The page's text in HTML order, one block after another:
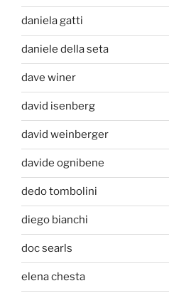
daniela gatti
daniele della seta
dave winer
david isenberg
david weinberger
davide ognibene
dedo tombolini
diego bianchi
doc searls
elena chesta